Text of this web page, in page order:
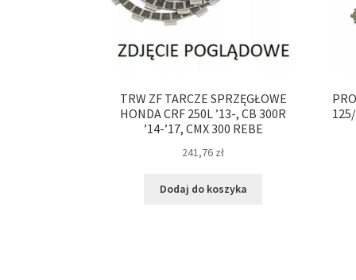
TRW ZF TARCZE SPRZĘGŁOWE
HONDA CRF 250L ’13-, CB 300R
’14-’17, CMX 300 REBE
241,76 zł
Dodaj do koszyka